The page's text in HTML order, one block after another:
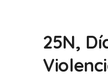
25N,